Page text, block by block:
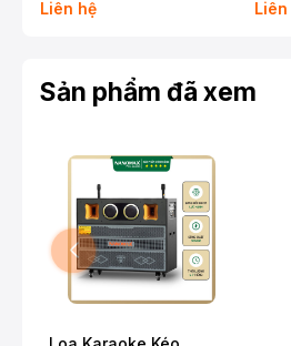
Liên hệ Liên
Sản phẩm đã xem